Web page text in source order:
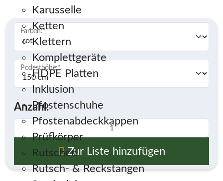
Karusselle
Ketten
Klettern
Komplettgeräte
HDPE Platten
Inklusion
Pfostenschuhe
Pfostenabdeckkappen
Prüfkörper
Rutschen
Rutsch- & Reckstangen
Farben:*
Podesthöhe:*
Anzahl:
Zur Liste hinzufügen